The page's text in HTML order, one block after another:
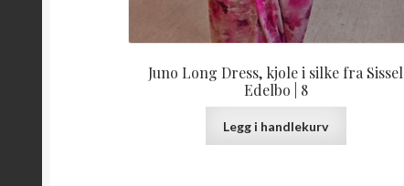
Juno Long Dress, kjole i silke fra Sissel
Edelbo | 8
Legg i handlekurv